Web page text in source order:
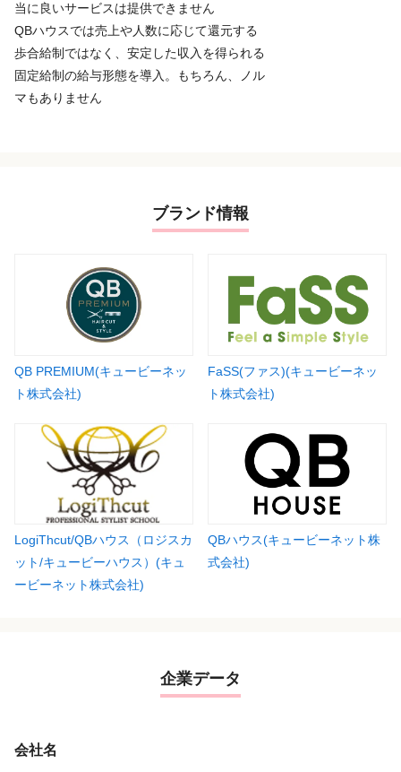
当に良いサービスは提供できません
QBハウスでは売上や人数に応じて還元する
歩合給制ではなく、安定した収入を得られる
固定給制の給与形態を導入。もちろん、ノル
マもありません
ブランド情報
QB PREMIUM(キュービーネッ
ト株式会社)
FaSS(ファス)(キュービーネッ
ト株式会社)
LogiThcut/QBハウス（ロジスカ
ット/キュービーハウス）(キュ
ービーネット株式会社)
QBハウス(キュービーネット株
式会社)
企業データ
会社名